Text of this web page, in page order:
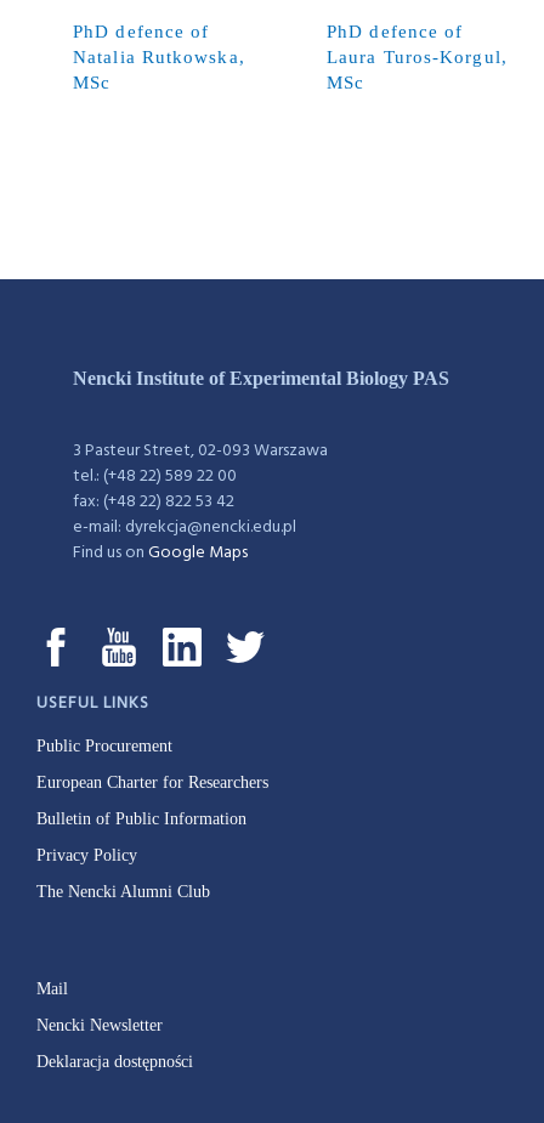
PhD defence of
Natalia Rutkowska,
MSc
PhD defence of
Laura Turos-Korgul,
MSc
Nencki Institute of Experimental Biology PAS
3 Pasteur Street, 02-093 Warszawa
tel.: (+48 22) 589 22 00
fax: (+48 22) 822 53 42
e-mail: dyrekcja@nencki.edu.pl
Find us onGoogle Maps
USEFUL LINKS
Public Procurement
European Charter for Researchers
Bulletin of Public Information
Privacy Policy
The Nencki Alumni Club
Mail
Nencki Newsletter
Deklaracja dostępności